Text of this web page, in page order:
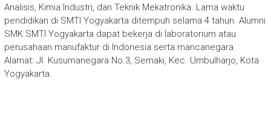
Analisis, Kimia Industri, dan Teknik Mekatronika. Lama waktu
pendidikan di SMTI Yogyakarta ditempuh selama 4 tahun. Alumni
SMK SMTI Yogyakarta dapat bekerja di laboratorium atau
perusahaan manufaktur di Indonesia serta mancanegara.
Alamat: Jl. Kusumanegara No.3, Semaki, Kec. Umbulharjo, Kota
Yogyakarta.